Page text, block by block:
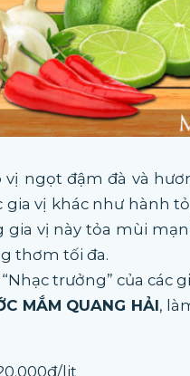
ngọt đậm đà và
gia vị khác như hành
vị này tỏa mùi
thơm tối đa.
trưởng” của các
MẮM QUANG HẢI,
lit